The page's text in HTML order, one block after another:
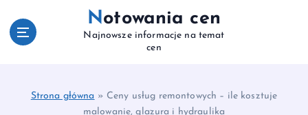
Notowania cen
Najnowsze informacje na temat
cen
Strona główna » Ceny usług remontowych – ile kosztuje
malowanie, glazura i hydraulika